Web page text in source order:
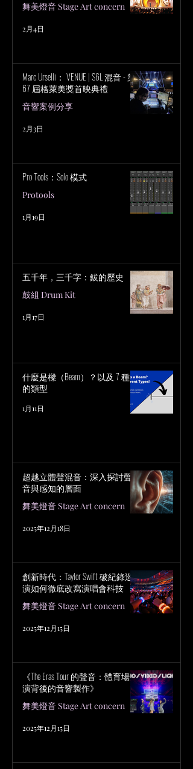
舞美燈音 Stage Art concern
2月4日
Marc Urselli： VENUE | S6L 混音 - 第
67 屆格萊美獎首映典禮
音響案例分享
2月3日
Pro Tools：Solo 模式
Protools
1月19日
五千年，三千字：鈸的歷史
鼓組 Drum Kit
1月17日
什麼是樑（Beam）？以及 7 種樑
的類型
1月11日
超越立體聲混音：深入探討聲
音與感知的層面
舞美燈音 Stage Art concern
2025年12月18日
創新時代：Taylor Swift 破紀錄巡
演如何徹底改寫演唱會科技
舞美燈音 Stage Art concern
2025年12月15日
《The Eras Tour 的聲音：體育場巡
演背後的音響製作》
舞美燈音 Stage Art concern
2025年12月15日